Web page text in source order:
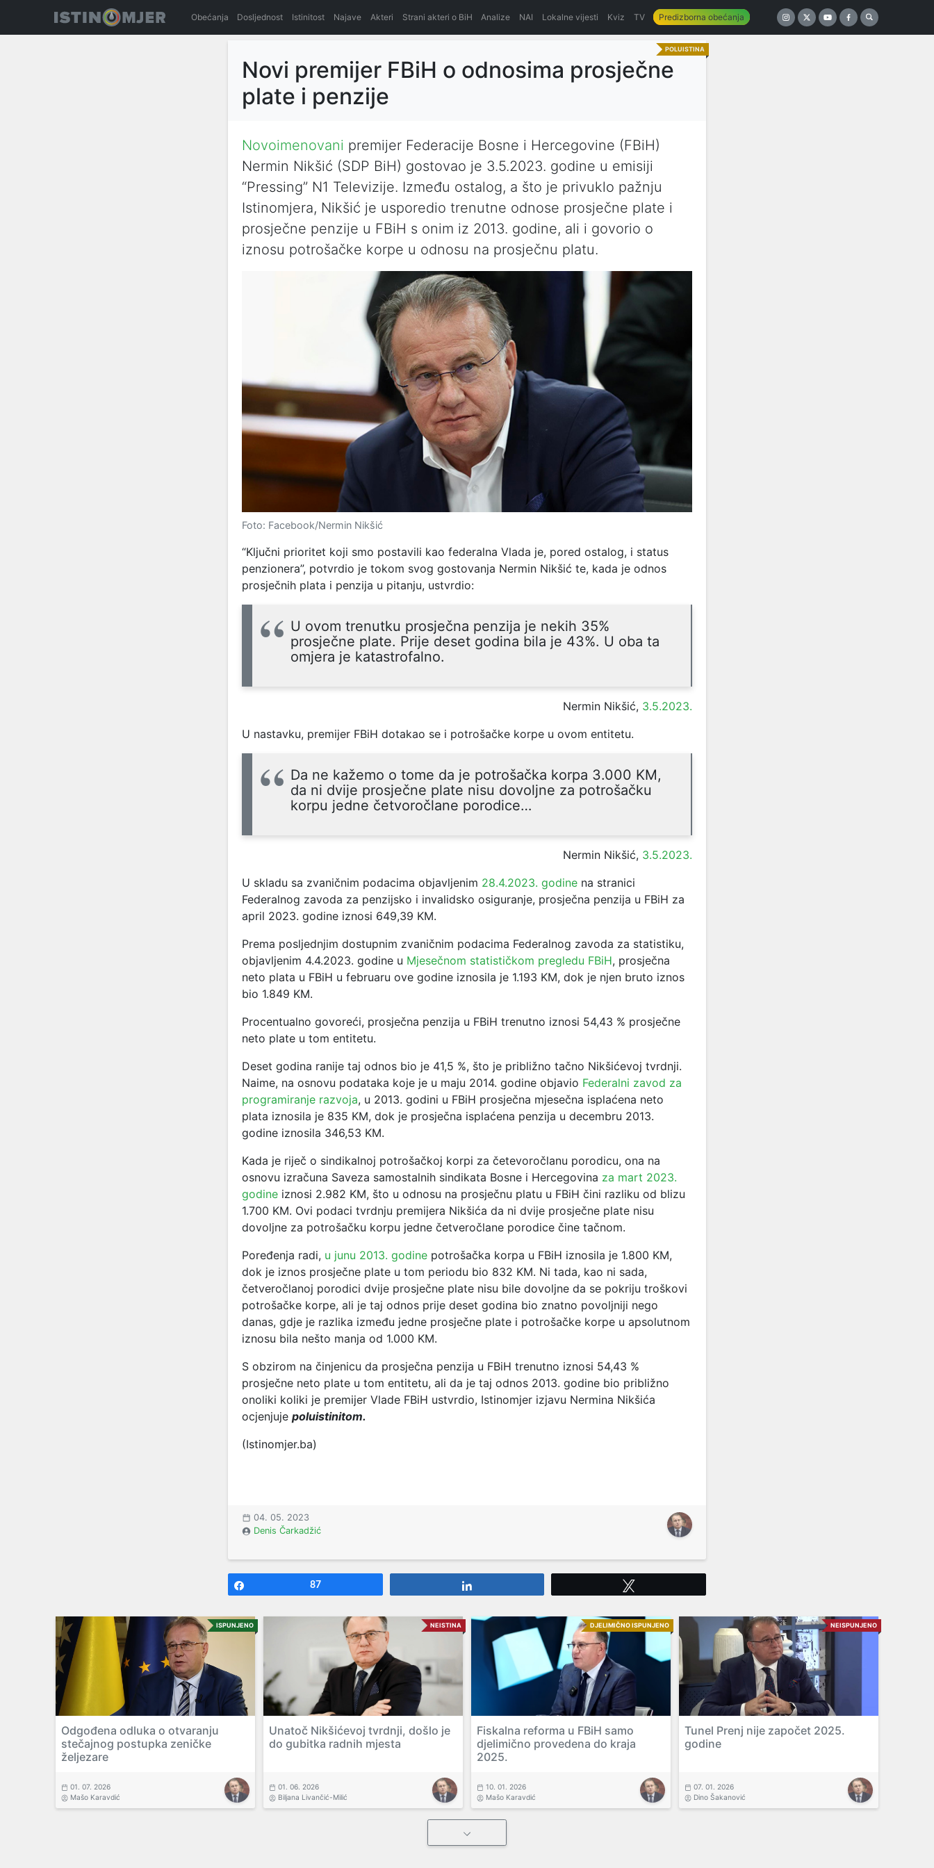
Obećanja Dosljednost Istinitost Najave Akteri Strani akteri o BiH Analize NAI Lokalne vijesti Kviz TV Predizborna obećanja
POLUISTINA
Novi premijer FBiH o odnosima prosječne
plate i penzije
Novoimenovani premijer Federacije Bosne i Hercegovine (FBiH)
Nermin Nikšić (SDP BiH) gostovao je 3.5.2023. godine u emisiji
“Pressing” N1 Televizije. Između ostalog, a što je privuklo pažnju
Istinomjera, Nikšić je usporedio trenutne odnose prosječne plate i
prosječne penzije u FBiH s onim iz 2013. godine, ali i govorio o
iznosu potrošačke korpe u odnosu na prosječnu platu.
Foto: Facebook/Nermin Nikšić
“Ključni prioritet koji smo postavili kao federalna Vlada je, pored ostalog, i status
penzionera”, potvrdio je tokom svog gostovanja Nermin Nikšić te, kada je odnos
prosječnih plata i penzija u pitanju, ustvrdio:
U ovom trenutku prosječna penzija je nekih 35%
prosječne plate. Prije deset godina bila je 43%. U oba ta
omjera je katastrofalno.
Nermin Nikšić, 3.5.2023.
U nastavku, premijer FBiH dotakao se i potrošačke korpe u ovom entitetu.
Da ne kažemo o tome da je potrošačka korpa 3.000 KM,
da ni dvije prosječne plate nisu dovoljne za potrošačku
korpu jedne četvoročlane porodice…
Nermin Nikšić, 3.5.2023.
U skladu sa zvaničnim podacima objavljenim 28.4.2023. godine na stranici
Federalnog zavoda za penzijsko i invalidsko osiguranje, prosječna penzija u FBiH za
april 2023. godine iznosi 649,39 KM.
Prema posljednjim dostupnim zvaničnim podacima Federalnog zavoda za statistiku,
objavljenim 4.4.2023. godine u Mjesečnom statističkom pregledu FBiH, prosječna
neto plata u FBiH u februaru ove godine iznosila je 1.193 KM, dok je njen bruto iznos
bio 1.849 KM.
Procentualno govoreći, prosječna penzija u FBiH trenutno iznosi 54,43 % prosječne
neto plate u tom entitetu.
Deset godina ranije taj odnos bio je 41,5 %, što je približno tačno Nikšićevoj tvrdnji.
Naime, na osnovu podataka koje je u maju 2014. godine objavio Federalni zavod za
programiranje razvoja, u 2013. godini u FBiH prosječna mjesečna isplaćena neto
plata iznosila je 835 KM, dok je prosječna isplaćena penzija u decembru 2013.
godine iznosila 346,53 KM.
Kada je riječ o sindikalnoj potrošačkoj korpi za četevoročlanu porodicu, ona na
osnovu izračuna Saveza samostalnih sindikata Bosne i Hercegovina za mart 2023.
godine iznosi 2.982 KM, što u odnosu na prosječnu platu u FBiH čini razliku od blizu
1.700 KM. Ovi podaci tvrdnju premijera Nikšića da ni dvije prosječne plate nisu
dovoljne za potrošačku korpu jedne četveročlane porodice čine tačnom.
Poređenja radi, u junu 2013. godine potrošačka korpa u FBiH iznosila je 1.800 KM,
dok je iznos prosječne plate u tom periodu bio 832 KM. Ni tada, kao ni sada,
četveročlanoj porodici dvije prosječne plate nisu bile dovoljne da se pokriju troškovi
potrošačke korpe, ali je taj odnos prije deset godina bio znatno povoljniji nego
danas, gdje je razlika između jedne prosječne plate i potrošačke korpe u apsolutnom
iznosu bila nešto manja od 1.000 KM.
S obzirom na činjenicu da prosječna penzija u FBiH trenutno iznosi 54,43 %
prosječne neto plate u tom entitetu, ali da je taj odnos 2013. godine bio približno
onoliki koliki je premijer Vlade FBiH ustvrdio, Istinomjer izjavu Nermina Nikšića
ocjenjuje poluistinitom.
(Istinomjer.ba)
04. 05. 2023
Denis Čarkadžić
87
ISPUNJENO
Odgođena odluka o otvaranju
stečajnog postupka zeničke
željezare
01. 07. 2026
Mašo Karavdić
NEISTINA
Unatoč Nikšićevoj tvrdnji, došlo je
do gubitka radnih mjesta
01. 06. 2026
Biljana Livančić-Milić
DJELIMIČNO ISPUNJENO
Fiskalna reforma u FBiH samo
djelimično provedena do kraja
2025.
10. 01. 2026
Mašo Karavdić
NEISPUNJENO
Tunel Prenj nije započet 2025.
godine
07. 01. 2026
Dino Šakanović